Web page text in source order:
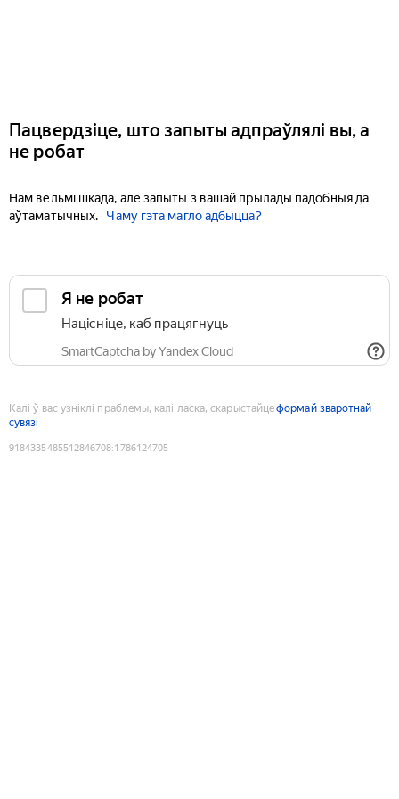
Пацвердзіце, што запыты адпраўлялі вы, а
не робат
Нам вельмі шкада, але запыты з вашай прылады падобныя да
аўтаматычных.
Чаму гэта магло адбыцца?
Я не робат
Націсніце, каб працягнуць
SmartCaptcha by Yandex Cloud
Калі ў вас узніклі праблемы, калі ласка, скарыстайцеформай зваротнай
сувязі
9184335485512846708:1786124705